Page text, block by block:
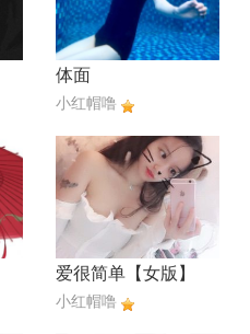
体面
小红帽噜
爱很简单【女版】
小红帽噜